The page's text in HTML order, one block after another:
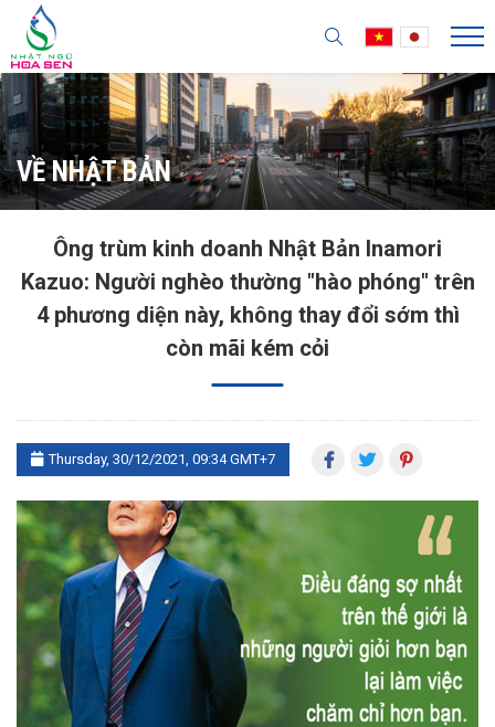
VỀ NHẬT BẢN
Ông trùm kinh doanh Nhật Bản Inamori
Kazuo: Người nghèo thường "hào phóng" trên
4 phương diện này, không thay đổi sớm thì
còn mãi kém cỏi
Thursday, 30/12/2021, 09:34 GMT+7